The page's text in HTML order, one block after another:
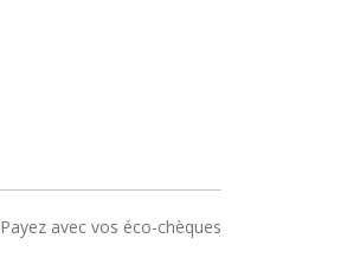
Payez avec vos éco-chèques